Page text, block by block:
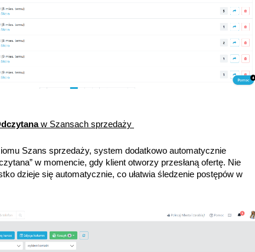
w Szansach sprzedaży
Szans sprzedaży, system dodatkowo automatycznie
w momencie, gdy klient otworzy przesłaną ofertę. Nie
dzieje się automatycznie, co ułatwia śledzenie postępów w